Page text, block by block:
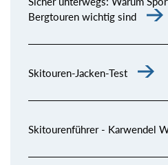
Bergtouren wichtig sind
Skitouren-Jacken-Test
Skitourenführer - Karwendel